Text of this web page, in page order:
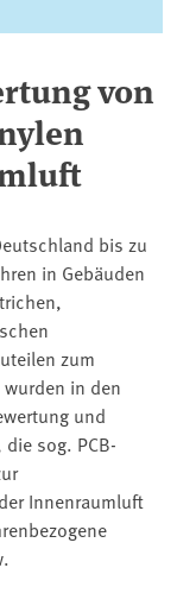
von
bis zu
in Gebäuden
zum
in den
und
sog. PCB-
Innenraumluft